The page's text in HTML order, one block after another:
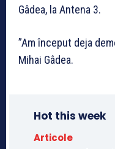
Gâdea, la Antena 3.
”Am început deja
Mihai Gâdea.
Hot this week
Articole